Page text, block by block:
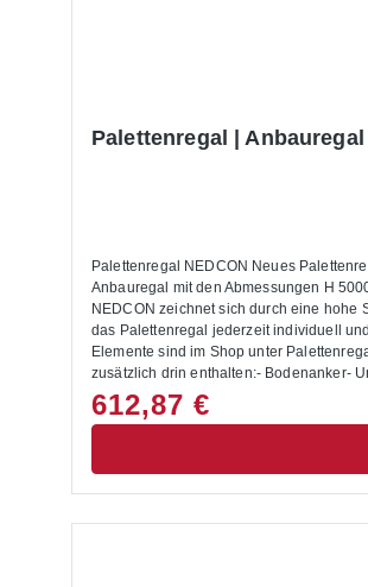
Palettenregal |
Palettenregal NEDCON Neues
Anbauregal mit den Abmessungen H 5000 x
NEDCON zeichnet sich durch eine hohe
das Palettenregal jederzeit individuell
Elemente sind im Shop unter Palettenregal Zubehör zu
zusätzlich drin enthalten:- Bodenanker-
Maße setzen Sie sich bitte mit uns in
geeignet.Die Anlieferung erfolgt zerlegt
612,87 €